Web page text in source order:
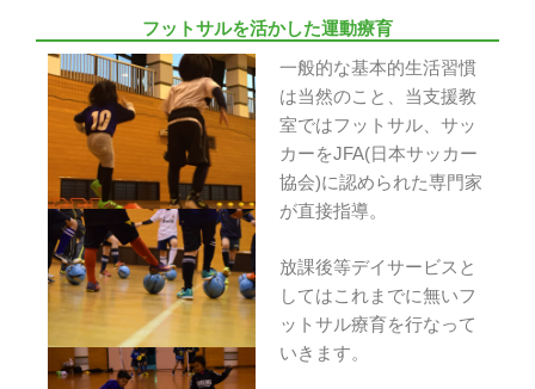
フットサルを活かした運動療育
一般的な基本的生活習慣
は当然のこと、当支援教
室ではフットサル、サッ
カーをJFA(日本サッカー
協会)に認められた専門家
が直接指導。
放課後等デイサービスと
してはこれまでに無いフ
ットサル療育を行なって
いきます。